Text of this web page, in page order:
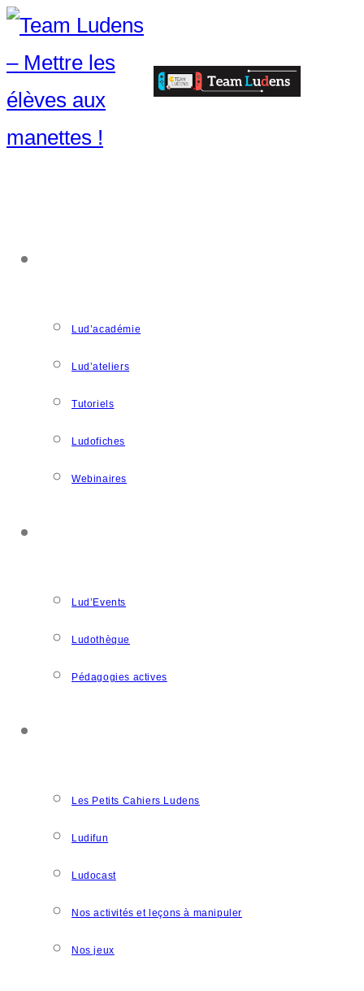
Lud’académie
Lud’ateliers
Tutoriels
Ludofiches
Webinaires
Lud’Events
Ludothèque
Pédagogies actives
Les Petits Cahiers Ludens
Ludifun
Ludocast
Nos activités et leçons à manipuler
Nos jeux